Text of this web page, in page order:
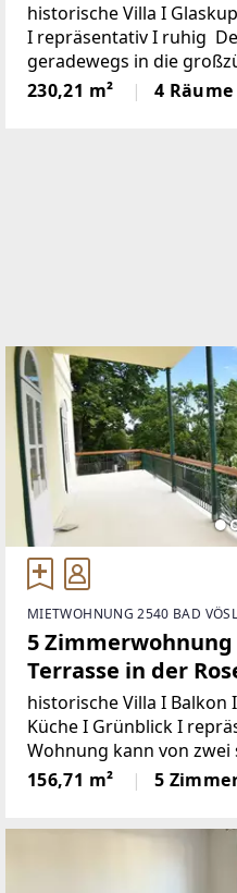
historische Villa I
I repräsentativ I ruhig
geradewegs in die
Aus dem Lift
eindrucksvollen
230,21 m² 4 Räume
MIETWOHNUNG 2540 BAD
5
Terrasse in der
historische Villa I
Küche I Grünblick I
Wohnung kann von
betreten werden. Sie
ca. 157qm und hat
156,71 m² 5